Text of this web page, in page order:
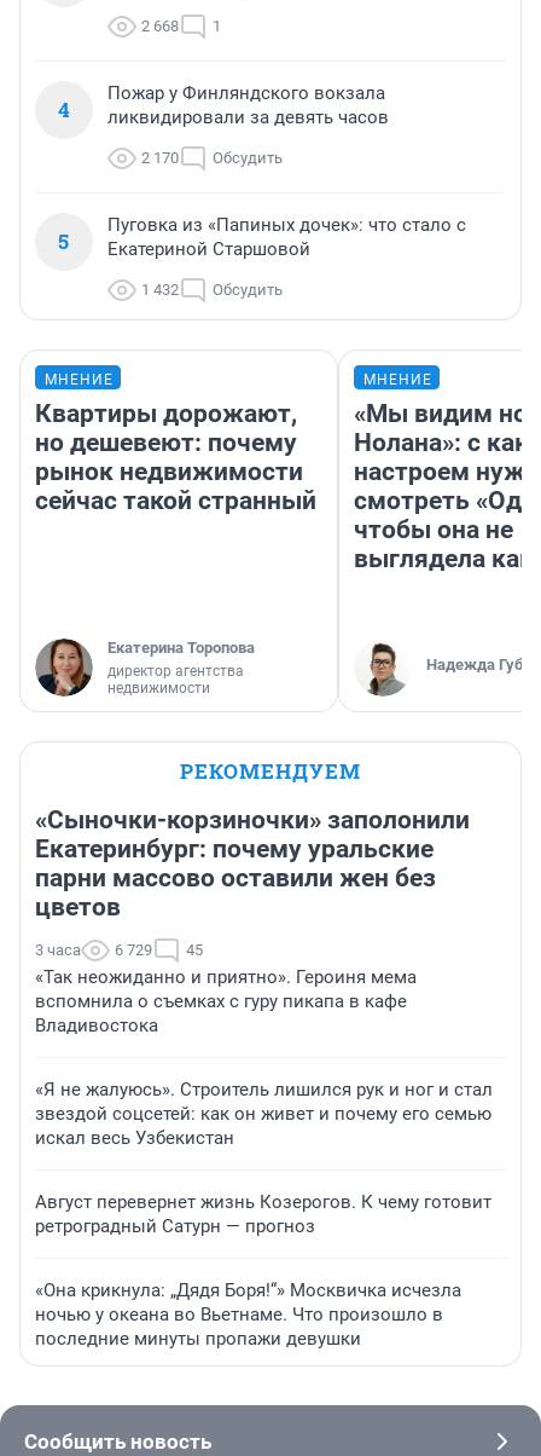
2 668 1
4
Пожар у Финляндского вокзала
ликвидировали за девять часов
2 170 Обсудить
5
Пуговка из «Папиных дочек»: что стало с
Екатериной Старшовой
1 432 Обсудить
МНЕНИЕ
Квартиры дорожают,
но дешевеют: почему
рынок недвижимости
сейчас такой странный
Екатерина Торопова
директор агентства
недвижимости
МНЕНИЕ
«Мы видим
Нолана»: с
настроем
смотреть
чтобы она не
выглядела как
Надежда
РЕКОМЕНДУЕМ
«Сыночки-корзиночки» заполонили
Екатеринбург: почему уральские
парни массово оставили жен без
цветов
3 часа 6 729 45
«Так неожиданно и приятно». Героиня мема
вспомнила о съемках с гуру пикапа в кафе
Владивостока
«Я не жалуюсь». Строитель лишился рук и ног и стал
звездой соцсетей: как он живет и почему его семью
искал весь Узбекистан
Август перевернет жизнь Козерогов. К чему готовит
ретроградный Сатурн — прогноз
«Она крикнула: „Дядя Боря!“» Москвичка исчезла
ночью у океана во Вьетнаме. Что произошло в
последние минуты пропажи девушки
Сообщить новость